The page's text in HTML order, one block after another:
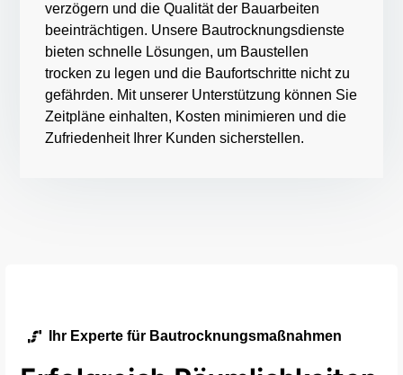
verzögern und die Qualität der Bauarbeiten
beeinträchtigen. Unsere Bautrocknungsdienste
bieten schnelle Lösungen, um Baustellen
trocken zu legen und die Baufortschritte nicht zu
gefährden. Mit unserer Unterstützung können Sie
Zeitpläne einhalten, Kosten minimieren und die
Zufriedenheit Ihrer Kunden sicherstellen.
Ihr Experte für Bautrocknungsmaßnahmen